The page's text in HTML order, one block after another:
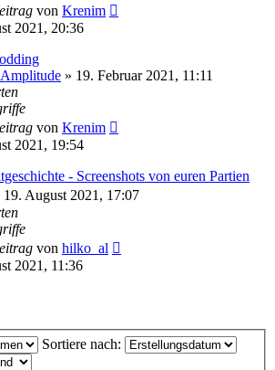
von Krenim
2021, 20:36
» 19. Februar 2021, 11:11
von Krenim
2021, 19:54
- Screenshots von euren Partien
19. August 2021, 17:07
von hilko_al
2021, 11:36
Sortiere nach: